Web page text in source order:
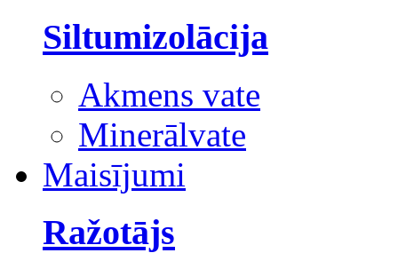
Siltumizolācija
Akmens vate
Minerālvate
Maisījumi
Ražotājs